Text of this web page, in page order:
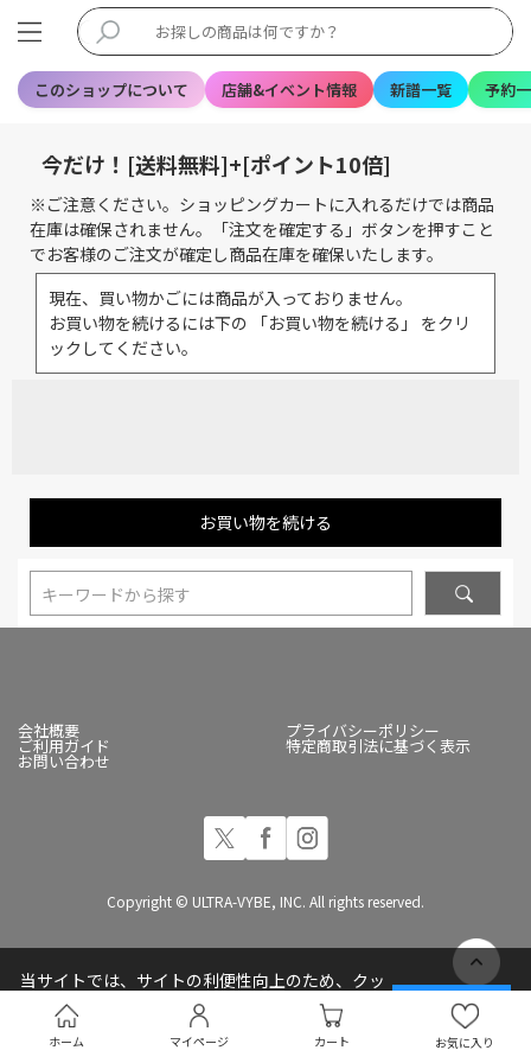
このショップについて 店舗&イベント情報 新譜一覧 予約
ホーム マイページ カート お気に入り
今だけ！[送料無料]+[ポイント10倍]
※ご注意ください。ショッピングカートに入れるだけでは商品
在庫は確保されません。「注文を確定する」ボタンを押すこと
でお客様のご注文が確定し商品在庫を確保いたします。
現在、買い物かごには商品が入っておりません。
お買い物を続けるには下の 「お買い物を続ける」 をクリ
ックしてください。
お買い物を続ける
キーワードから探す
会社概要 プライバシーポリシー
ご利用ガイド 特定商取引法に基づく表示
お問い合わせ
Copyright © ULTRA-VYBE, INC. All rights reserved.
当サイトでは、サイトの利便性向上のため、クッ
キー(Cookie)を使用しています
プライバシーポリシー
承諾する